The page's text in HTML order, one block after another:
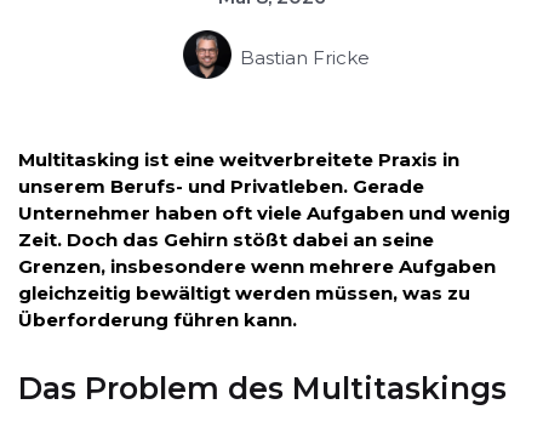
Bastian Fricke
Multitasking ist eine weitverbreitete Praxis in
unserem Berufs- und Privatleben. Gerade
Unternehmer haben oft viele Aufgaben und wenig
Zeit. Doch das Gehirn stößt dabei an seine
Grenzen, insbesondere wenn mehrere Aufgaben
gleichzeitig bewältigt werden müssen, was zu
Überforderung führen kann.
Das Problem des Multitaskings